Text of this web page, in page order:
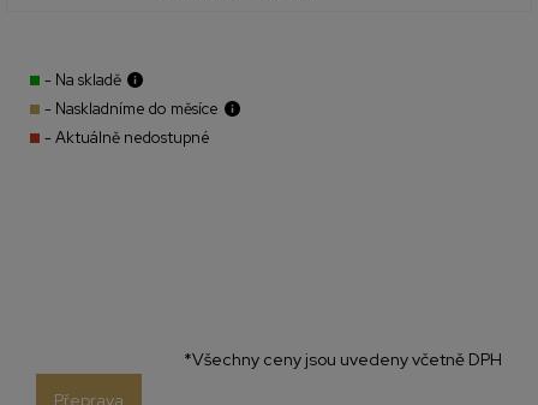
- Na skladě
- Naskladníme do měsíce
- Aktuálně nedostupné
*Všechny ceny jsou uvedeny včetně DPH
Přeprava